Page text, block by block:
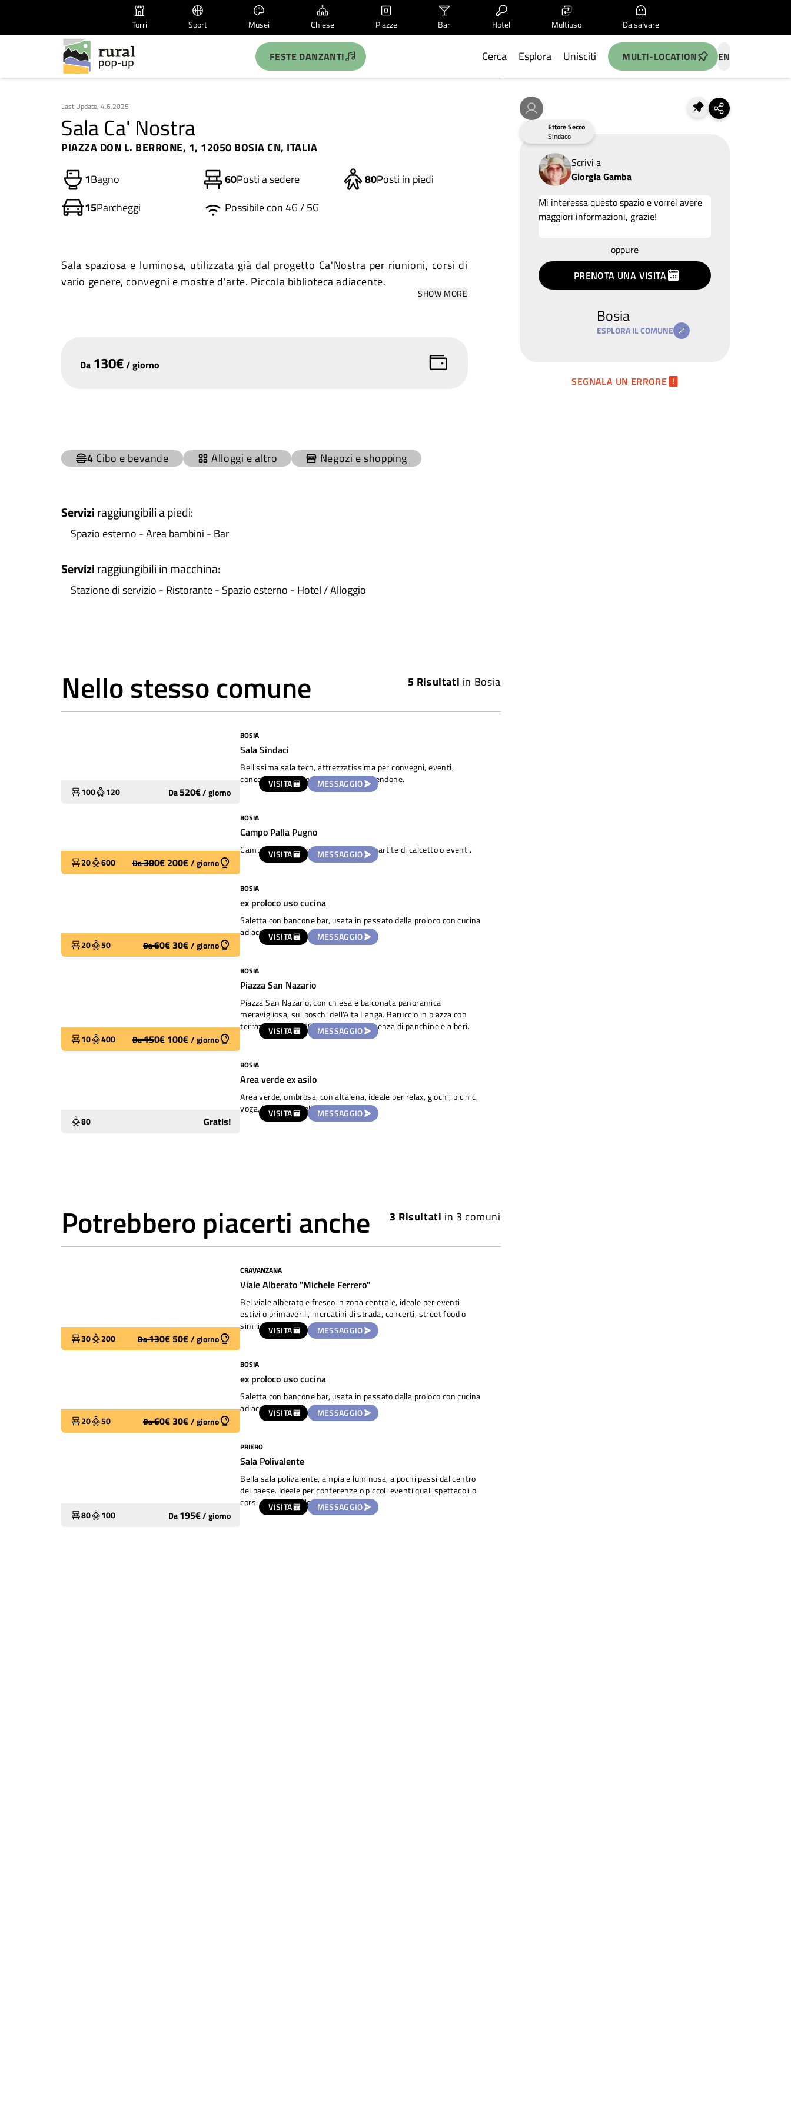
Torri Sport Musei Chiese Piazze Bar Hotel Multiuso Da salvare
FESTE DANZANTI Cerca Esplora Unisciti MULTI-LOCATION EN
Last Update, 4.6.2025
Sala Ca' Nostra
PIAZZA DON L. BERRONE, 1, 12050 BOSIA CN, ITALIA
1Bagno 60Posti a sedere 80Posti in piedi
15Parcheggi Possibile con 4G / 5G
Sala spaziosa e luminosa, utilizzata già dal progetto Ca'Nostra per riunioni, corsi di
vario genere, convegni e mostre d'arte. Piccola biblioteca adiacente.
SHOW MORE
Da 130€/giorno
− 4 Cibo e bevande Alloggi e altro Negozi e shopping
Serviziraggiungibili a piedi:
Spazio esterno - Area bambini - Bar
Serviziraggiungibili in macchina:
Stazione di servizio - Ristorante - Spazio esterno - Hotel / Alloggio
Nello stesso comune 5 Risultati in Bosia
VISITA MESSAGGIO
100 120 Da520€/giorno
BOSIA
Sala Sindaci
Bellissima sala tech, attrezzatissima per convegni, eventi,
concerti. Spazio/cortile esterno con tendone.
VISITA MESSAGGIO
20 600 Da300€ 200€ /giorno
BOSIA
Campo Palla Pugno
Campo Palla Pugno anche ideale per partite di calcetto o eventi.
VISITA MESSAGGIO
20 50 Da60€ 30€ /giorno
BOSIA
ex proloco uso cucina
Saletta con bancone bar, usata in passato dalla proloco con cucina
adiacente.
VISITA MESSAGGIO
10 400 Da150€ 100€ /giorno
BOSIA
Piazza San Nazario
Piazza San Nazario, con chiesa e balconata panoramica
meravigliosa, sui boschi dell'Alta Langa. Baruccio in piazza con
terrazzino (orari: 10/13; 17/20). Presenza di panchine e alberi.
VISITA MESSAGGIO
80 Gratis!
BOSIA
Area verde ex asilo
Area verde, ombrosa, con altalena, ideale per relax, giochi, pic nic,
yoga, lettura, piccoli eventi.
Potrebbero piacerti anche 3 Risultati in 3 comuni
VISITA MESSAGGIO
30 200 Da130€50€ /giorno
CRAVANZANA
Viale Alberato "Michele Ferrero"
Bel viale alberato e fresco in zona centrale, ideale per eventi
estivi o primaverili, mercatini di strada, concerti, street food o
simili.
VISITA MESSAGGIO
20 50 Da60€ 30€ /giorno
BOSIA
ex proloco uso cucina
Saletta con bancone bar, usata in passato dalla proloco con cucina
adiacente.
VISITA MESSAGGIO
80 100 Da195€/giorno
PRIERO
Sala Polivalente
Bella sala polivalente, ampia e luminosa, a pochi passi dal centro
del paese. Ideale per conferenze o piccoli eventi quali spettacoli o
corsi di yoga e ballo.
Ettore Secco
Sindaco
Scrivi a
Giorgia Gamba
Allega un'idea
oppure
PRENOTA UNA VISITA
Bosia
ESPLORA IL COMUNE
SEGNALA UN ERRORE